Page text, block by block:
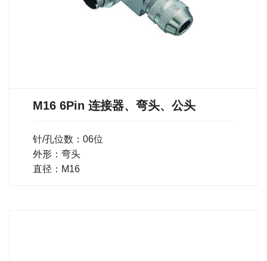
M16 6Pin 连接器、弯头、公头
针/孔位数：06位
外形：弯头
直径：M16